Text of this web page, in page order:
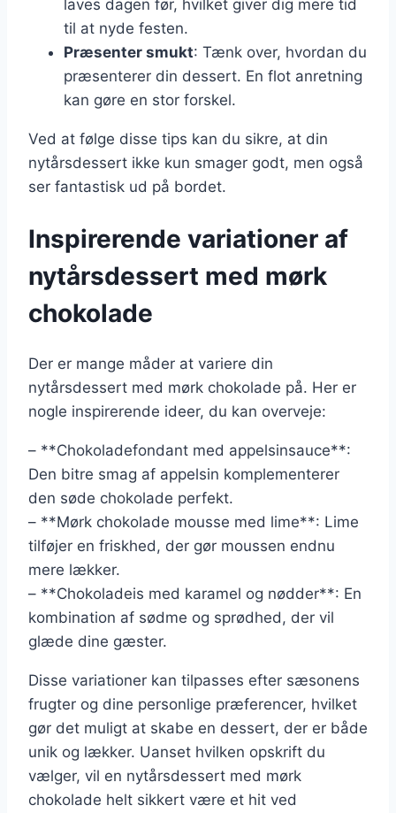
laves dagen før, hvilket giver dig mere tid
til at nyde festen.
Præsenter smukt: Tænk over, hvordan du
præsenterer din dessert. En flot anretning
kan gøre en stor forskel.
Ved at følge disse tips kan du sikre, at din
nytårsdessert ikke kun smager godt, men også
ser fantastisk ud på bordet.
Inspirerende variationer af
nytårsdessert med mørk
chokolade
Der er mange måder at variere din
nytårsdessert med mørk chokolade på. Her er
nogle inspirerende ideer, du kan overveje:
– **Chokoladefondant med appelsinsauce**:
Den bitre smag af appelsin komplementerer
den søde chokolade perfekt.
– **Mørk chokolade mousse med lime**: Lime
tilføjer en friskhed, der gør moussen endnu
mere lækker.
– **Chokoladeis med karamel og nødder**: En
kombination af sødme og sprødhed, der vil
glæde dine gæster.
Disse variationer kan tilpasses efter sæsonens
frugter og dine personlige præferencer, hvilket
gør det muligt at skabe en dessert, der er både
unik og lækker. Uanset hvilken opskrift du
vælger, vil en nytårsdessert med mørk
chokolade helt sikkert være et hit ved